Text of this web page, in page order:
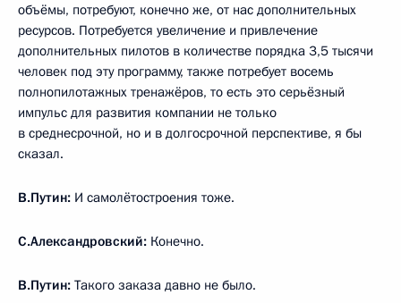
объёмы, потребуют, конечно же, от нас дополнительных
ресурсов. Потребуется увеличение и привлечение
дополнительных пилотов в количестве порядка 3,5 тысячи
человек под эту программу, также потребует восемь
полнопилотажных тренажёров, то есть это серьёзный
импульс для развития компании не только
в среднесрочной, но и в долгосрочной перспективе, я бы
сказал.
В.Путин: И самолётостроения тоже.
С.Александровский: Конечно.
В.Путин: Такого заказа давно не было.